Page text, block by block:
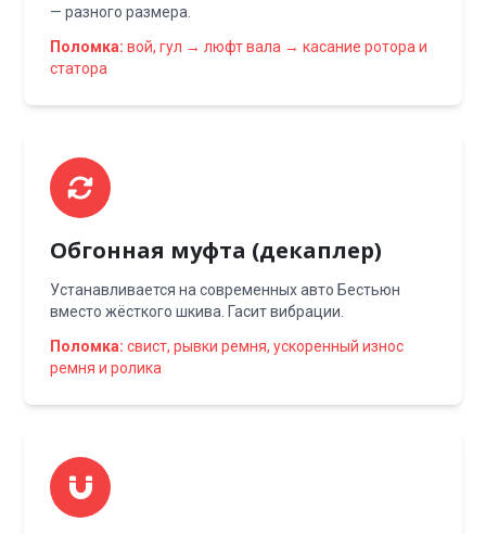
— разного размера.
Поломка: вой, гул → люфт вала → касание ротора и
статора
Обгонная муфта (декаплер)
Устанавливается на современных авто Бестьюн
вместо жёсткого шкива. Гасит вибрации.
Поломка: свист, рывки ремня, ускоренный износ
ремня и ролика